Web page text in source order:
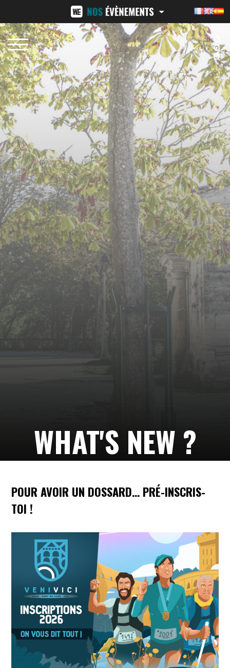
NÎMES URBAN TRAIL
15 FÉVRIER 2026
24H ST-PIERRE
13-14 JUIN 2026
BEZIERS URBAN TRAIL
11 OCTOBRE 2026
LA VENI VICI
7 NOVEMBRE 2026
Suivez-
WHAT'S NEW ?
POUR AVOIR UN DOSSARD… PRÉ-INSCRIS-
TOI !